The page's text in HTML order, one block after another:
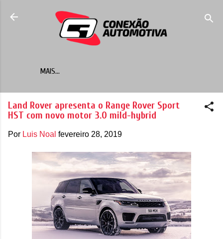
Pular para o conteúdo principal
MAIS…
Land Rover apresenta o Range Rover Sport
HST com novo motor 3.0 mild-hybrid
Por Luis Noal fevereiro 28, 2019